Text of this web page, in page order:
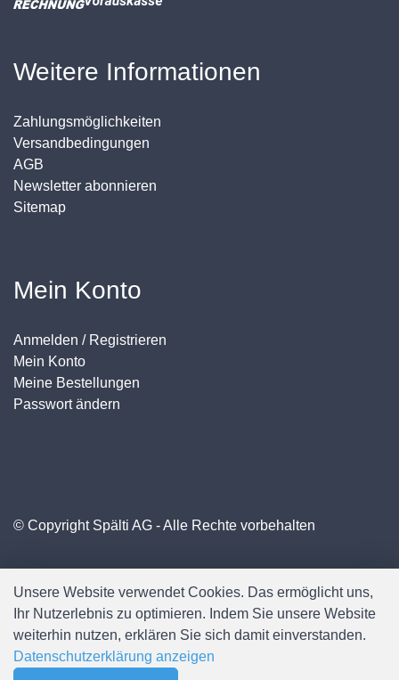
Weitere Informationen
Zahlungsmöglichkeiten
Versandbedingungen
AGB
Newsletter abonnieren
Sitemap
Mein Konto
Anmelden / Registrieren
Mein Konto
Meine Bestellungen
Passwort ändern
© Copyright Spälti AG - Alle Rechte vorbehalten
Unsere Website verwendet Cookies. Das ermöglicht uns,
Ihr Nutzerlebnis zu optimieren. Indem Sie unsere Website
weiterhin nutzen, erklären Sie sich damit einverstanden.
Datenschutzerklärung anzeigen